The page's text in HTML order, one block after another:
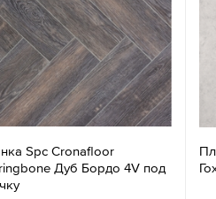
Spc Cronafloor
Дуб Бордо 4V под